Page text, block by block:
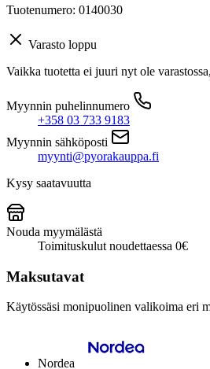
Tuotenumero: 0140030
Varasto loppu
Vaikka tuotetta ei juuri nyt ole
Myynnin puhelinnumero
+358 03 733 9183
Myynnin sähköposti
myynti@pyorakauppa.fi
Kysy saatavuutta
Nouda myymälästä
Toimituskulut noudettaessa 0€
Maksutavat
Käytössäsi monipuolinen valikoima eri
Nordea